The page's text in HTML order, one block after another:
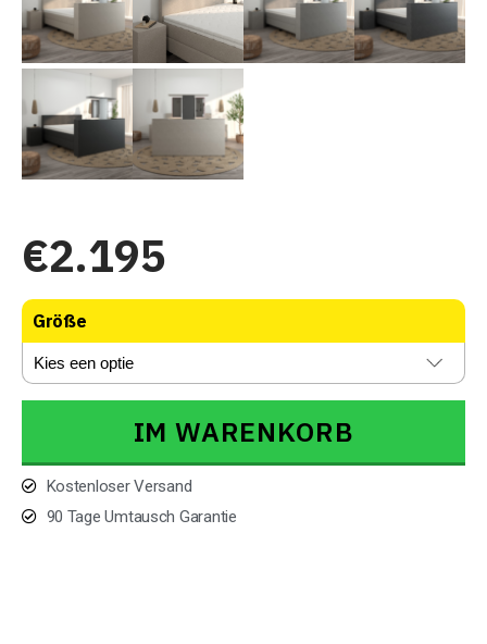
€2.195
Größe
IM WARENKORB
Kostenloser Versand
90 Tage Umtausch Garantie